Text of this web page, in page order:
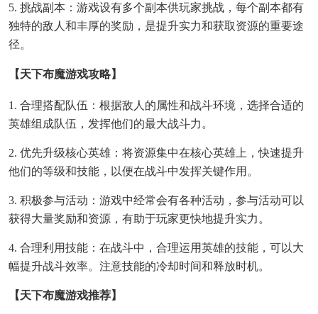
5. 挑战副本：游戏设有多个副本供玩家挑战，每个副本都有
独特的敌人和丰厚的奖励，是提升实力和获取资源的重要途
径。
【天下布魔游戏攻略】
1. 合理搭配队伍：根据敌人的属性和战斗环境，选择合适的
英雄组成队伍，发挥他们的最大战斗力。
2. 优先升级核心英雄：将资源集中在核心英雄上，快速提升
他们的等级和技能，以便在战斗中发挥关键作用。
3. 积极参与活动：游戏中经常会有各种活动，参与活动可以
获得大量奖励和资源，有助于玩家更快地提升实力。
4. 合理利用技能：在战斗中，合理运用英雄的技能，可以大
幅提升战斗效率。注意技能的冷却时间和释放时机。
【天下布魔游戏推荐】